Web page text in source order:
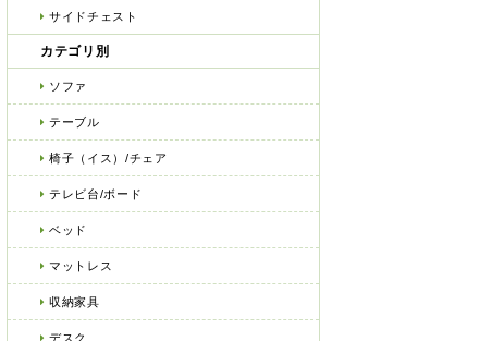
サイドチェスト
カテゴリ別
ソファ
テーブル
椅子（イス）/チェア
テレビ台/ボード
ベッド
マットレス
収納家具
デスク